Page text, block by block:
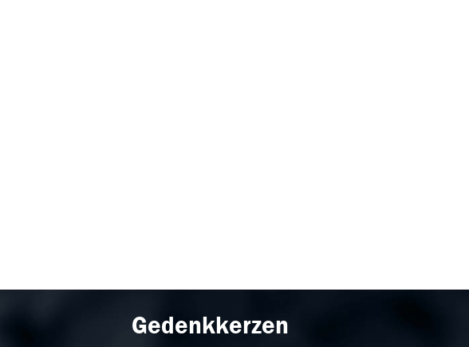
Gedenkkerzen